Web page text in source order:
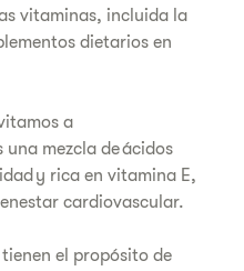
vitaminas, incluida la
dietarios en
a
una mezcla de ácidos
y rica en vitamina E,
cardiovascular.
el propósito de